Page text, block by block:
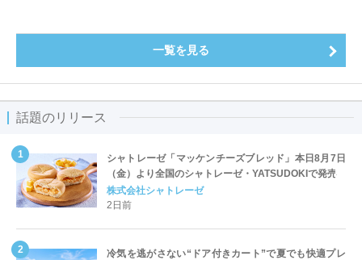
一覧を見る
話題のリリース
シャトレーゼ「マッケンチーズブレッド」本日8月7日
（金）より全国のシャトレーゼ・YATSUDOKIで発売
株式会社シャトレーゼ
2日前
冷気を逃がさない“ドア付きカート”で夏でも快適プレ